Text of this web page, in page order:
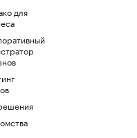
для